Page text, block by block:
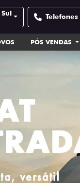
Telefones
PÓS VENDAS